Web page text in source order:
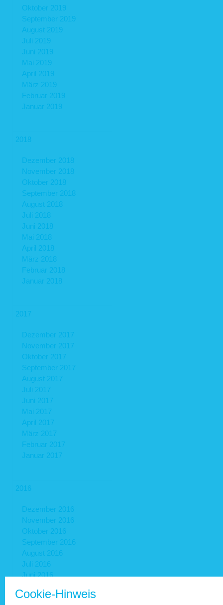
Oktober 2019
September 2019
August 2019
Juli 2019
Juni 2019
Mai 2019
April 2019
März 2019
Februar 2019
Januar 2019
2018
Dezember 2018
November 2018
Oktober 2018
September 2018
August 2018
Juli 2018
Juni 2018
Mai 2018
April 2018
März 2018
Februar 2018
Januar 2018
2017
Dezember 2017
November 2017
Oktober 2017
September 2017
August 2017
Juli 2017
Juni 2017
Mai 2017
April 2017
März 2017
Februar 2017
Januar 2017
2016
Dezember 2016
November 2016
Oktober 2016
September 2016
August 2016
Juli 2016
Juni 2016
April 2016
Cookie-Hinweis